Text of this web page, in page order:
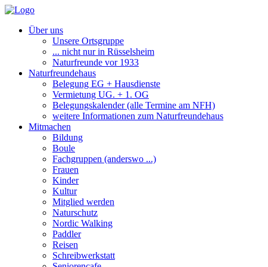
Über uns
Unsere Ortsgruppe
... nicht nur in Rüsselsheim
Naturfreunde vor 1933
Naturfreundehaus
Belegung EG + Hausdienste
Vermietung UG. + 1. OG
Belegungskalender (alle Termine am NFH)
weitere Informationen zum Naturfreundehaus
Mitmachen
Bildung
Boule
Fachgruppen (anderswo ...)
Frauen
Kinder
Kultur
Mitglied werden
Naturschutz
Nordic Walking
Paddler
Reisen
Schreibwerkstatt